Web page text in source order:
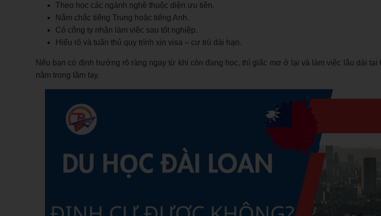
Theo học các ngành nghề thuộc diện ưu tiên.
Nắm chắc tiếng Trung hoặc tiếng Anh.
Có công ty nhận làm việc sau tốt nghiệp.
Hiểu rõ và tuân thủ quy trình xin visa – cư trú dài hạn.
Nếu bạn có định hướng rõ ràng ngay từ khi còn đang học, thì giấc mơ ở lại và làm việc lâu dài
nằm trong tầm tay.